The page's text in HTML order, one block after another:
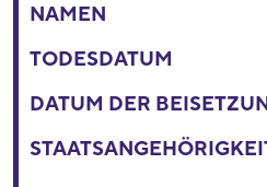
NAMEN
TODESDATUM
DATUM DER